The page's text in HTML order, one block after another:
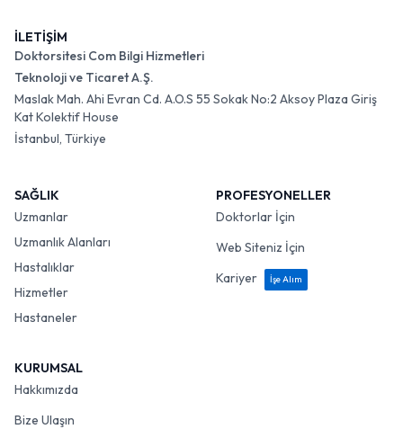
İLETİŞİM
Doktorsitesi Com Bilgi Hizmetleri
Teknoloji ve Ticaret A.Ş.
Maslak Mah. Ahi Evran Cd. A.O.S 55 Sokak No:2 Aksoy Plaza Giriş
Kat Kolektif House
İstanbul, Türkiye
SAĞLIK
Uzmanlar
Uzmanlık Alanları
Hastalıklar
Hizmetler
Hastaneler
PROFESYONELLER
Doktorlar İçin
Web Siteniz İçin
Kariyer
İşe Alım
KURUMSAL
Hakkımızda
Bize Ulaşın